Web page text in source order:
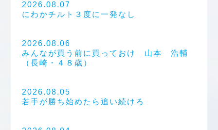
2026.08.07
にわかチルト３度に一発なし
2026.08.06
みんなが買う前に買っておけ 山本 浩輔
（長崎・４８歳）
2026.08.05
若手が勝ち始めたら追い続けろ